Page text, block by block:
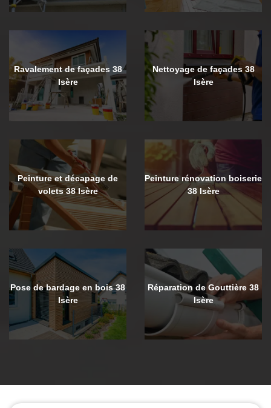
Ravalement de façades 38
Isère
Nettoyage de façades 38
Isère
Peinture et décapage de
volets 38 Isère
Peinture rénovation boiserie
38 Isère
Pose de bardage en bois 38
Isère
Réparation de Gouttière 38
Isère